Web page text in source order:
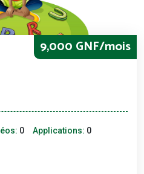
9,000 GNF/mois
0 Applications: 0